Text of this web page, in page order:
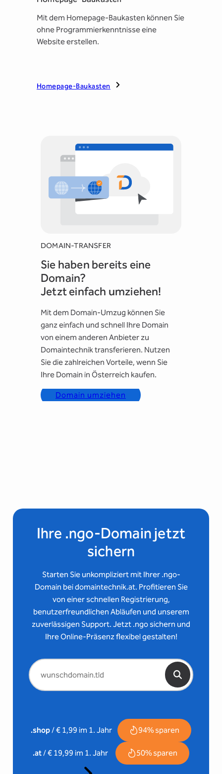
Mit dem Homepage-Baukasten können Sie
ohne Programmierkenntnisse eine
Website erstellen.
Homepage-Baukasten
DOMAIN-TRANSFER
Sie haben bereits eine
Domain?
Jetzt einfach umziehen!
Mit dem Domain-Umzug können Sie
ganz einfach und schnell Ihre Domain
von einem anderen Anbieter zu
Domaintechnik transferieren. Nutzen
Sie die zahlreichen Vorteile, wenn Sie
Ihre Domain in Österreich kaufen.
Domain umziehen
Ihre .ngo-Domain jetzt
sichern
Starten Sie unkompliziert mit Ihrer .ngo-
Domain bei domaintechnik.at. Profitieren Sie
von einer schnellen Registrierung,
benutzerfreundlichen Abläufen und unserem
zuverlässigen Support. Jetzt .ngo sichern und
Ihre Online-Präsenz flexibel gestalten!
.shop/ € 1,99 im 1. Jahr 94% sparen
.at/ € 19,99 im 1. Jahr 50% sparen